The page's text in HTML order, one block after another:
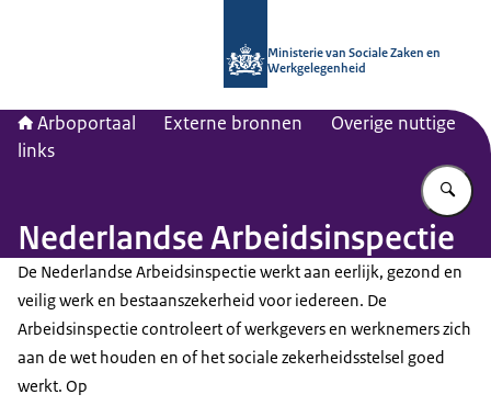
Ministerie van Sociale Zaken en
Werkgelegenheid
Arboportaal Externe bronnen
Overige nuttige
links
Nederlandse Arbeidsinspectie
De Nederlandse Arbeidsinspectie werkt aan eerlijk, gezond en
veilig werk en bestaanszekerheid voor iedereen. De
Arbeidsinspectie controleert of werkgevers en werknemers zich
aan de wet houden en of het sociale zekerheidsstelsel goed
werkt. Op